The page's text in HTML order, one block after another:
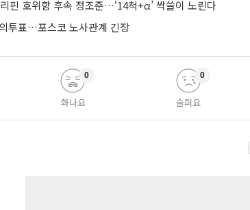
핀 호위함 후속 정조준…‘14척+α’ 싹쓸이 노린다
투표…포스코 노사관계 긴장
화나요
0
슬퍼요
0